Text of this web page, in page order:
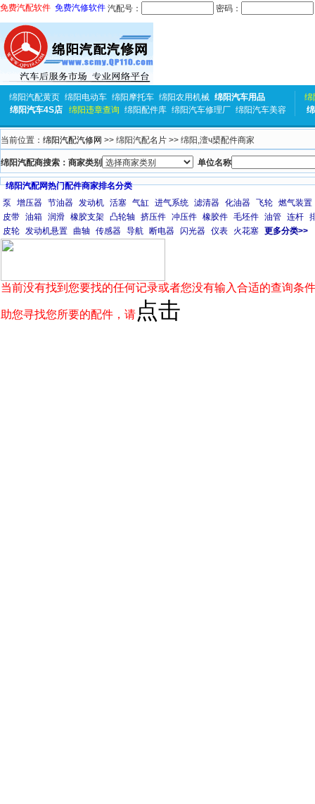
免费汽配软件 免费汽修软件 汽配号： 密码：
绵阳汽配黄页 绵阳电动车 绵阳摩托车 绵阳农用机械 绵阳汽车用品
绵阳汽车4S店
绵阳违章查询 绵阳配件库 绵阳汽车修理厂 绵阳汽车美容
绵
当前位置： 绵阳汽配汽修网 >> 绵阳汽配名片 >> 绵阳,澶ч槼配件商家
绵阳汽配商搜索：商家类别 单位名称
绵阳汽配网热门配件商家排名分类
泵
增压器 节油器 发动机 活塞 气缸 进气系统 滤清器 化油器 飞轮 燃气装置
皮带 油箱 润滑 橡胶支架 凸轮轴 挤压件 冲压件 橡胶件 毛坯件 油管 连杆
皮轮 发动机悬置 曲轴 传感器 导航 断电器 闪光器 仪表 火花塞 更多分类>>
当前没有找到您要找的任何记录或者您没有输入合适的查询条
助您寻找您所要的配件，请 点击